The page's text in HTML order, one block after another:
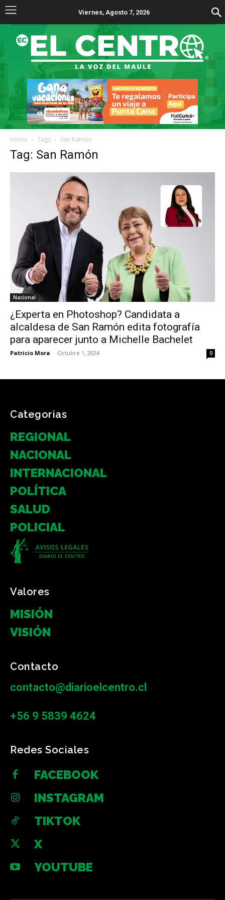
Viernes, Agosto 7, 2026
Home Tags San Ramón
Tag: San Ramón
Nacional
¿Experta en Photoshop? Candidata a
alcaldesa de San Ramón edita fotografía
para aparecer junto a Michelle Bachelet
Patricio Mora - Octubre 1, 2024 0
Categorias
REGIONAL
NACIONAL
INTERNACIONAL
POLÍTICA
SALUD
POLICIAL
Valores
MISIÓN
VISIÓN
Contacto
contacto@diarioelcentro.cl
+56 9 5839 4624
Redes Sociales
FACEBOOK
INSTAGRAM
TIKTOK
X
YOUTUBE